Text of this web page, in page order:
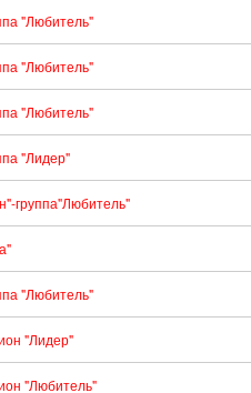
"Любитель"
"Любитель"
"Любитель"
"Лидер"
группа"Любитель"
"Любитель"
"Лидер"
"Любитель"